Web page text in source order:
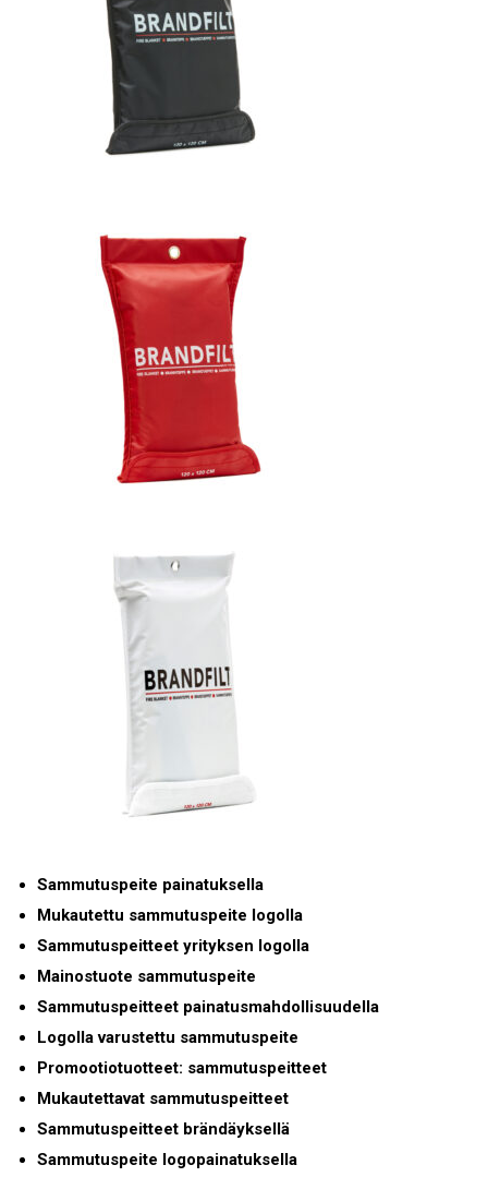
Sammutuspeite painatuksella
Mukautettu sammutuspeite logolla
Sammutuspeitteet yrityksen logolla
Mainostuote sammutuspeite
Sammutuspeitteet painatusmahdollisuudella
Logolla varustettu sammutuspeite
Promootiotuotteet: sammutuspeitteet
Mukautettavat sammutuspeitteet
Sammutuspeitteet brändäyksellä
Sammutuspeite logopainatuksella